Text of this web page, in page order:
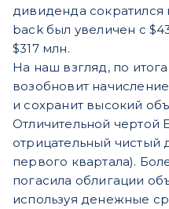
дивиденда сократился
back был увеличен с
$317 млн.
На наш взгляд, по
возобновит
и сохранит высокий
Отличительной чертой
отрицательный чистый
первого квартала).
погасила облигации
используя денежные